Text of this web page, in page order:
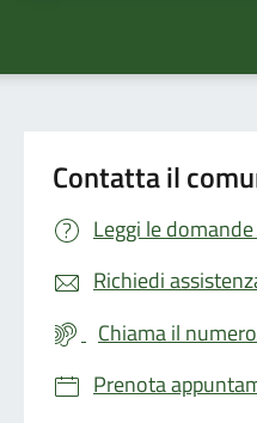
Contatta il
Leggi le
Richiedi
Chiama il
Prenota